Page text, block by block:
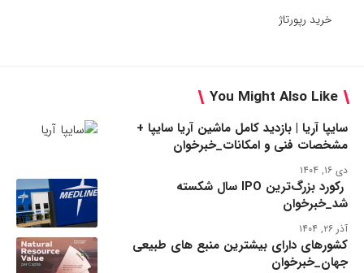
خرید رپورتاژ
You Might Also Like
سایپا آریا | بازدید کامل ماشین آریا سایپا +
مشخصات فنی و امکانات_خبرخوان
دی ۱۶, ۱۴۰۴
رکورد بزرگ‌ترین IPO سال شکسته
شد_خبرخوان
آذر ۲۶, ۱۴۰۴
کشورهای دارای بیشترین منبع های طبیعی
جهان_خبرخوان